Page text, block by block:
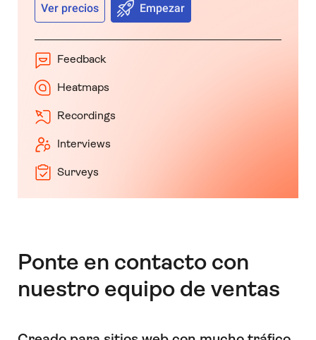
Ver precios Empezar
Feedback
Heatmaps
Recordings
Interviews
Surveys
Ponte en contacto con
nuestro equipo de ventas